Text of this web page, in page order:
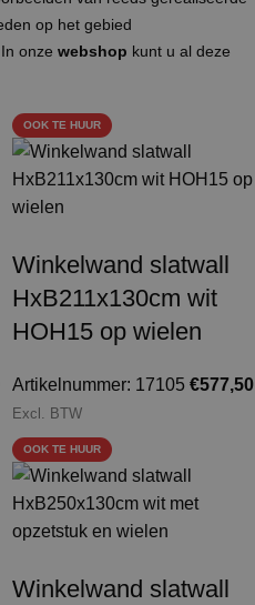
op het gebied
onze webshop kunt u al deze
OOK TE HUUR
Winkelwand slatwall
HxB211x130cm wit
HOH15 op wielen
Artikelnummer: 17105 €577,50
Excl. BTW
OOK TE HUUR
Winkelwand slatwall